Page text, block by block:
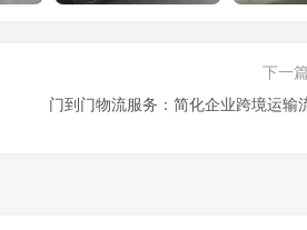
下一
门到门物流服务：简化企业跨境运输